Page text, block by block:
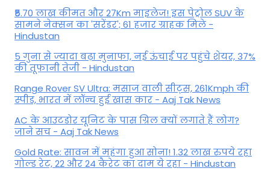
₹5.70 लाख कीमत और 27Km माइलेज! इस पेट्रोल SUV के
सामने नेक्सन का 'सरेंडर'; 61 हजार ग्राहक मिले -
Hindustan
5 गुना से ज्यादा बढ़ा मुनाफा, नई ऊंचाई पर पहुंचे शेयर, 37%
की तूफानी तेजी - Hindustan
Range Rover SV Ultra: मसाज वाली सीट्स, 261Kmph की
स्पीड, भारत में लॉन्च हुई खास कार - Aaj Tak News
AC के आउटडोर यूनिट के पास ग्रिल क्यों लगाते हैं लोग?
जाने सच - Aaj Tak News
Gold Rate: सावन में महंगा हुआ सोना! 1.32 लाख रुपये रहा
गोल्ड रेट, 22 और 24 कैरेट का दाम ये रहा - Hindustan